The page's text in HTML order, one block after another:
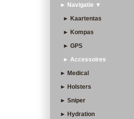
► Navigatie ▼
► Kaartentas
► Kompas
► GPS
► Accessoires
► Medical
► Holsters
► Sniper
► Hydration